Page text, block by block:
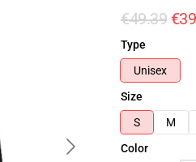
€49.39
Type
Unisex
Size
S
M
Color